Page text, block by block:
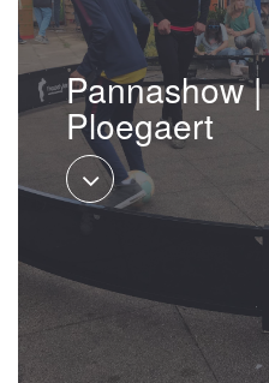
Pannashow
Ploegaert